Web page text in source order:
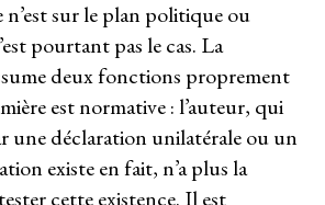
n’est sur le plan politique ou
pourtant pas le cas. La
deux fonctions proprement
est normative : l’auteur, qui
une déclaration unilatérale ou un
existe en fait, n’a plus la
cette existence. Il est